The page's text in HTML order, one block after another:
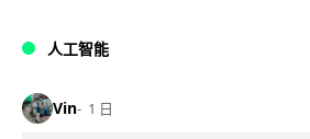
人工智能
Vin 1 日